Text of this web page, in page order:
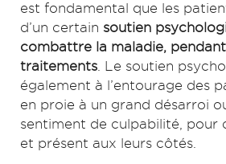
est fondamental que les
d’un certain soutien
combattre la maladie,
traitements . Le soutien
également à l’entourage des
en proie à un grand désarroi
sentiment de culpabilité, pour
et présent aux leurs côtés.